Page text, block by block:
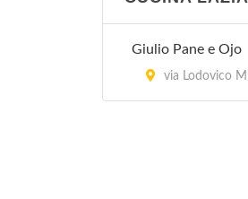
Giulio Pane e Ojo
via Lodovico